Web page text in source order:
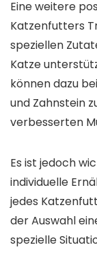
Eine weitere
Katzenfutters
speziellen
Katze
können dazu
und Zahnstein
verbesserten
Es ist jedoch
individuelle
jedes
der Auswahl
spezielle